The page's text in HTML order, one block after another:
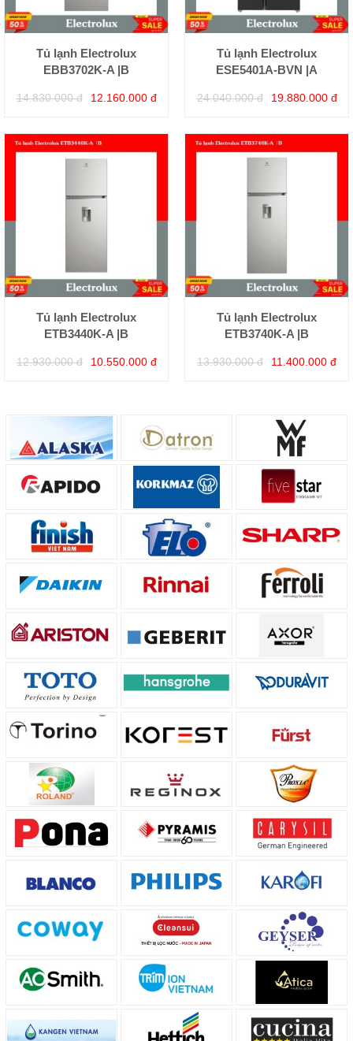
Tủ lạnh Electrolux
EBB3702K-A |B
14.830.000 đ 12.160.000 đ
Tủ lạnh Electrolux
ESE5401A-BVN |A
24.040.000 đ 19.880.000 đ
Tủ lạnh Electrolux
ETB3440K-A |B
12.930.000 đ 10.550.000 đ
Tủ lạnh Electrolux
ETB3740K-A |B
13.930.000 đ 11.400.000 đ